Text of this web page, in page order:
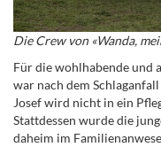
Die Crew von «Wanda,
Für die wohlhabende und
war nach dem
Josef wird nicht in ein
Stattdessen wurde die
daheim im